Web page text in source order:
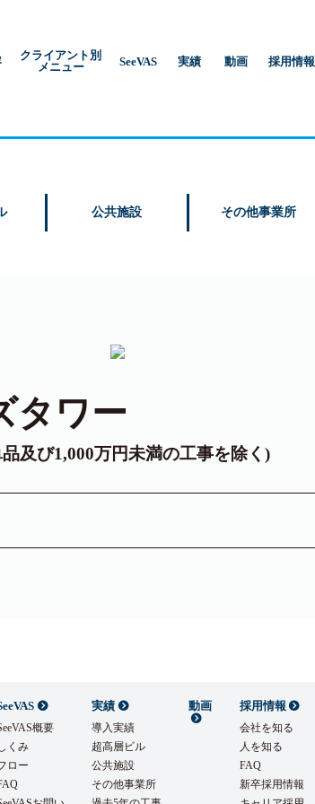
クライアント別
メニュー
SeeVAS 実績 動画 採用情報
公共施設 その他事業所
タワー
及び1,000万円未満の工事を除く)
概要
くみ
ロー
実績
導入実績
超高層ビル
公共施設
その他事業所
動画 採用情報
会社を知る
人を知る
FAQ
新卒採用情報